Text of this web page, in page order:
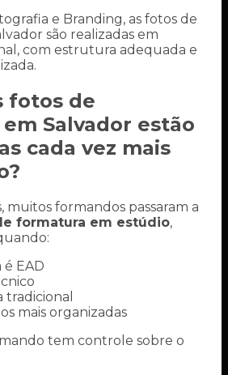
e Branding, as fotos de
são realizadas em
com estrutura adequada e
fotos de
Salvador estão
cada vez mais
muitos formandos passaram a
formatura em estúdio,
EAD
tradicional
mais organizadas
tem controle sobre o